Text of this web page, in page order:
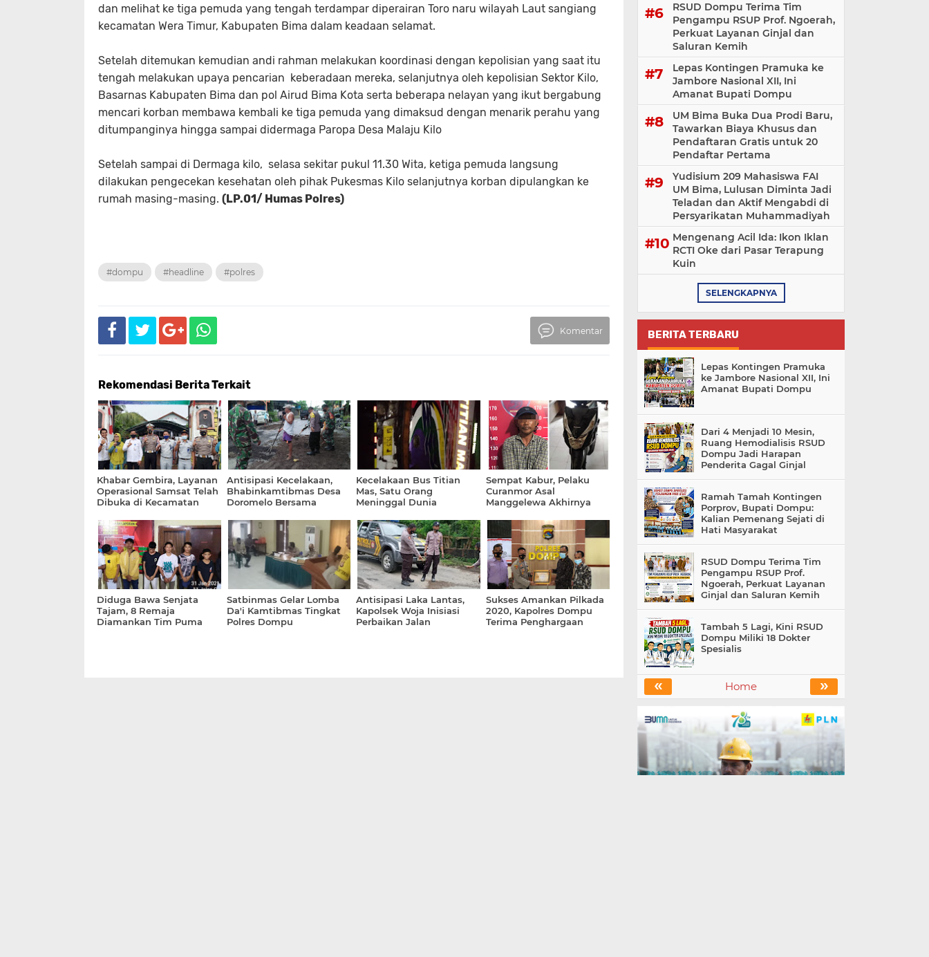
dan melihat ke tiga pemuda yang tengah terdampar diperairan Toro naru wilayah Laut sangiang
kecamatan Wera Timur, Kabupaten Bima dalam keadaan selamat.
Setelah ditemukan kemudian andi rahman melakukan koordinasi dengan kepolisian yang saat itu
tengah melakukan upaya pencarian keberadaan mereka, selanjutnya oleh kepolisian Sektor Kilo,
Basarnas Kabupaten Bima dan pol Airud Bima Kota serta beberapa nelayan yang ikut bergabung
mencari korban membawa kembali ke tiga pemuda yang dimaksud dengan menarik perahu yang
ditumpanginya hingga sampai didermaga Paropa Desa Malaju Kilo
Setelah sampai di Dermaga kilo, selasa sekitar pukul 11.30 Wita, ketiga pemuda langsung
dilakukan pengecekan kesehatan oleh pihak Pukesmas Kilo selanjutnya korban dipulangkan ke
rumah masing-masing. (LP.01/ Humas Polres)
#dompu #headline #polres
Komentar
Rekomendasi Berita Terkait
Khabar Gembira, Layanan
Operasional Samsat Telah
Dibuka di Kecamatan
Antisipasi Kecelakaan,
Bhabinkamtibmas Desa
Doromelo Bersama
Perbaiki Jalan Rusak
Kecelakaan Bus Titian
Mas, Satu Orang
Meninggal Dunia
Sempat Kabur, Pelaku
Curanmor Asal
Manggelewa Akhirnya
Dompu
Diduga Bawa Senjata
Tajam, 8 Remaja
Diamankan Tim Puma
Satbinmas Gelar Lomba
Da'i Kamtibmas Tingkat
Polres Dompu
Antisipasi Laka Lantas,
Kapolsek Woja Inisiasi
Perbaikan Jalan
Sukses Amankan Pilkada
2020, Kapolres Dompu
Terima Penghargaan
RSUD Dompu Terima Tim
Pengampu RSUP Prof. Ngoerah,
Perkuat Layanan Ginjal dan
Saluran Kemih
Lepas Kontingen Pramuka ke
Jambore Nasional XII, Ini
Amanat Bupati Dompu
UM Bima Buka Dua Prodi Baru,
Tawarkan Biaya Khusus dan
Pendaftaran Gratis untuk 20
Pendaftar Pertama
Yudisium 209 Mahasiswa FAI
UM Bima, Lulusan Diminta Jadi
Teladan dan Aktif Mengabdi di
Persyarikatan Muhammadiyah
Mengenang Acil Ida: Ikon Iklan
RCTI Oke dari Pasar Terapung
Kuin
SELENGKAPNYA
BERITA TERBARU
Lepas Kontingen Pramuka
ke Jambore Nasional XII, Ini
Amanat Bupati Dompu
Dari 4 Menjadi 10 Mesin,
Ruang Hemodialisis RSUD
Dompu Jadi Harapan
Penderita Gagal Ginjal
Ramah Tamah Kontingen
Porprov, Bupati Dompu:
Kalian Pemenang Sejati di
Hati Masyarakat
RSUD Dompu Terima Tim
Pengampu RSUP Prof.
Ngoerah, Perkuat Layanan
Ginjal dan Saluran Kemih
Tambah 5 Lagi, Kini RSUD
Dompu Miliki 18 Dokter
Spesialis
« »
Home